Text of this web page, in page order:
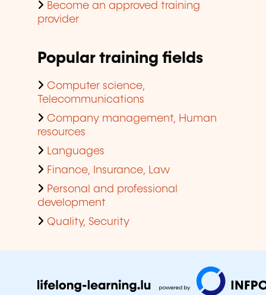
Become an approved training
provider
Popular training fields
Computer science,
Telecommunications
Company management, Human
resources
Languages
Finance, Insurance, Law
Personal and professional
development
Quality, Security